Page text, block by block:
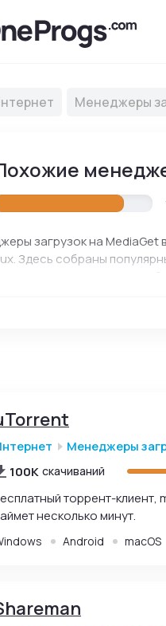
Менеджеры
загрузок на MediaGet
Здесь собраны
Менеджеры
100K скачиваний
торрент-
несколько минут.
Android macOS